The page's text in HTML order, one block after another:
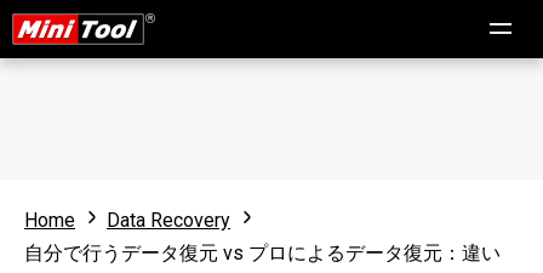
Home
Data Recovery
自分で行うデータ復元 vs プロによるデータ復元：違い